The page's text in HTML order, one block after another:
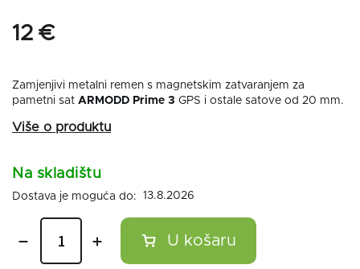
12 €
Zamjenjivi metalni remen s magnetskim zatvaranjem za
pametni sat ARMODD Prime 3 GPS i ostale satove od 20 mm.
Na skladištu
13.8.2026